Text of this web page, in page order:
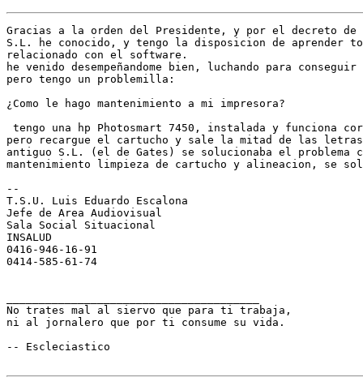
Gracias a la orden del Presidente, y por el decreto
S.L. he conocido, y tengo la disposicion de aprender
relacionado con el software.
he venido desempeñandome bien, luchando para
pero tengo un problemilla:
¿Como le hago mantenimiento a mi impresora?
tengo una hp Photosmart 7450, instalada y funciona
pero recargue el cartucho y sale la mitad de las
antiguo S.L. (el de Gates) se solucionaba el problema
mantenimiento limpieza de cartucho y alineacion, se
--
T.S.U. Luis Eduardo Escalona
Jefe de Area Audiovisual
Sala Social Situacional
INSALUD
0416-946-16-91
0414-585-61-74
No trates mal al siervo que para ti trabaja,
ni al jornalero que por ti consume su vida.
-- Escleciastico